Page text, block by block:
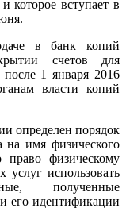
которое вступает в
в банк копий
счетов для
1 января 2016
власти копий
определен порядок
на имя физического
право физическому
использовать
полученные
его идентификации